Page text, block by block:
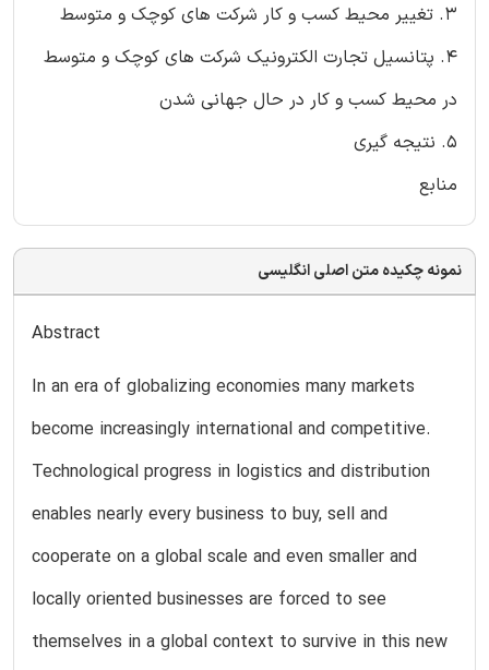
3. تغییر محیط کسب و کار شرکت های کوچک و متوسط
4. پتانسیل تجارت الکترونیک شرکت های کوچک و متوسط
در محیط کسب و کار در حال جهانی شدن
5. نتیجه گیری
منابع
نمونه چکیده متن اصلی انگلیسی
Abstract
In an era of globalizing economies many markets
become increasingly international and competitive.
Technological progress in logistics and distribution
enables nearly every business to buy, sell and
cooperate on a global scale and even smaller and
locally oriented businesses are forced to see
themselves in a global context to survive in this new